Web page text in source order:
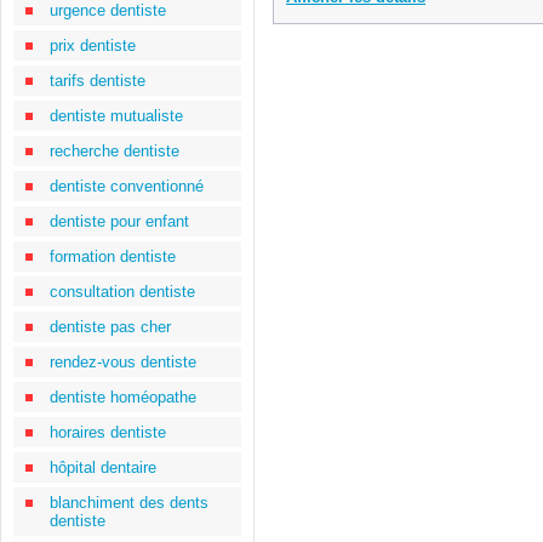
urgence dentiste
prix dentiste
tarifs dentiste
dentiste mutualiste
recherche dentiste
dentiste conventionné
dentiste pour enfant
formation dentiste
consultation dentiste
dentiste pas cher
rendez-vous dentiste
dentiste homéopathe
horaires dentiste
hôpital dentaire
blanchiment des dents
dentiste